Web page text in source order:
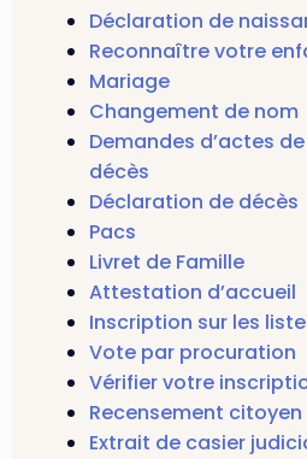
Déclaration de
Reconnaître votre
Mariage
Changement de nom
Demandes d’actes
décès
Déclaration de décès
Pacs
Livret de Famille
Attestation d’accueil
Inscription sur les
Vote par procuration
Vérifier votre
Recensement citoyen
Extrait de casier